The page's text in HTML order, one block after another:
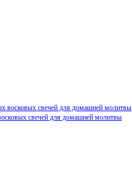
свечей для домашней молитвы